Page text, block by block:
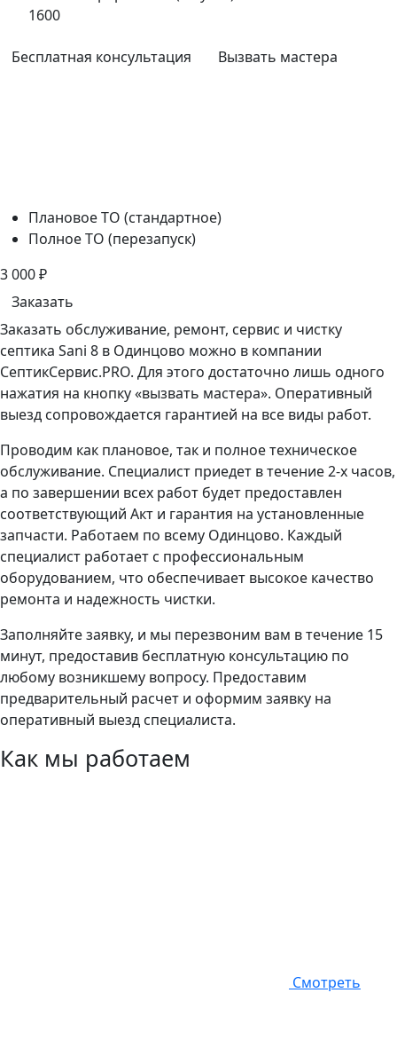
1600
Бесплатная консультация Вызвать мастера
Плановое ТО (стандартное)
Полное ТО (перезапуск)
3 000₽
Заказать
Заказать обслуживание, ремонт, сервис и чистку
септика Sani 8 в Одинцово можно в компании
СептикСервис.PRO. Для этого достаточно лишь одного
нажатия на кнопку «вызвать мастера». Оперативный
выезд сопровождается гарантией на все виды работ.
Проводим как плановое, так и полное техническое
обслуживание. Специалист приедет в течение 2-х часов,
а по завершении всех работ будет предоставлен
соответствующий Акт и гарантия на установленные
запчасти. Работаем по всему Одинцово. Каждый
специалист работает с профессиональным
оборудованием, что обеспечивает высокое качество
ремонта и надежность чистки.
Заполняйте заявку, и мы перезвоним вам в течение 15
минут, предоставив бесплатную консультацию по
любому возникшему вопросу. Предоставим
предварительный расчет и оформим заявку на
оперативный выезд специалиста.
Как мы работаем
Смотреть